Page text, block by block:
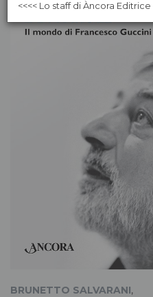
BRUNETTO SALVARANI,
<<<< Lo staff di Àncora Editrice